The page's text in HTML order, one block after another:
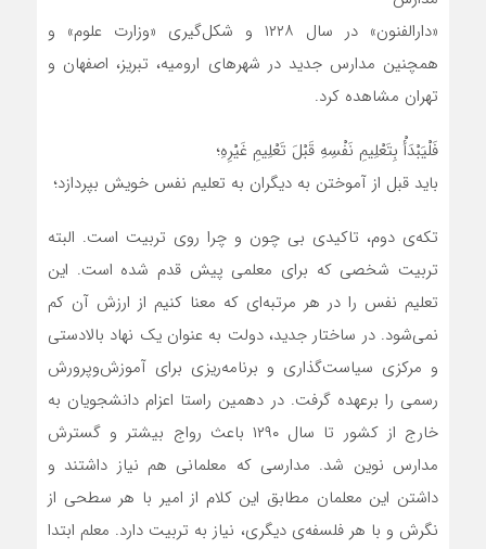
«دارالفنون» در سال ۱۲۲۸ و شکل‌گیری «وزارت علوم» و
همچنین مدارس جدید در شهرهای ارومیه، تبریز، اصفهان و
تهران مشاهده کرد.
فَلْیَبْدَأْ بِتَعْلِیمِ نَفْسِهِ قَبْلَ تَعْلِیمِ غَیْرِهِ؛
باید قبل از آموختن به دیگران به تعلیم نفس خویش بپردازد؛
تکه‌ی دوم، تاکیدی بی چون و چرا روی تربیت است. البته
تربیت شخصی که برای معلمی پیش قدم شده است. این
تعلیم نفس را در هر مرتبه‌ای که معنا کنیم از ارزش آن کم
نمی‌شود. در ساختار جدید، دولت به عنوان یک نهاد بالادستی
و مرکزی سیاست‌گذاری و برنامه‌ریزی برای آموزش‌وپرورش
رسمی را برعهده گرفت. در دهمین راستا اعزام دانشجویان به
خارج از کشور تا سال ۱۲۹۰ باعث رواج بیشتر و گسترش
مدارس نوین شد. مدارسی که معلمانی هم نیاز داشتند و
داشتن این معلمان مطابق این کلام از امیر با هر سطحی از
نگرش و با هر فلسفه‌ی دیگری، نیاز به تربیت دارد. معلم ابتدا